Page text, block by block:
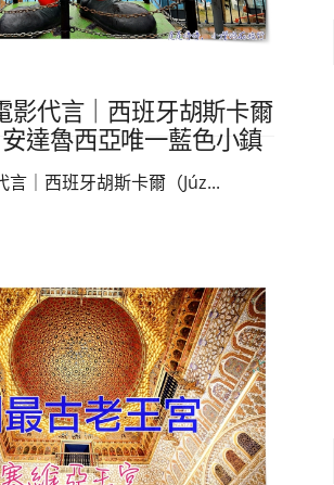
影代言｜西班牙胡斯卡爾
安達魯西亞唯一藍色小鎮
言｜西班牙胡斯卡爾（Júz...